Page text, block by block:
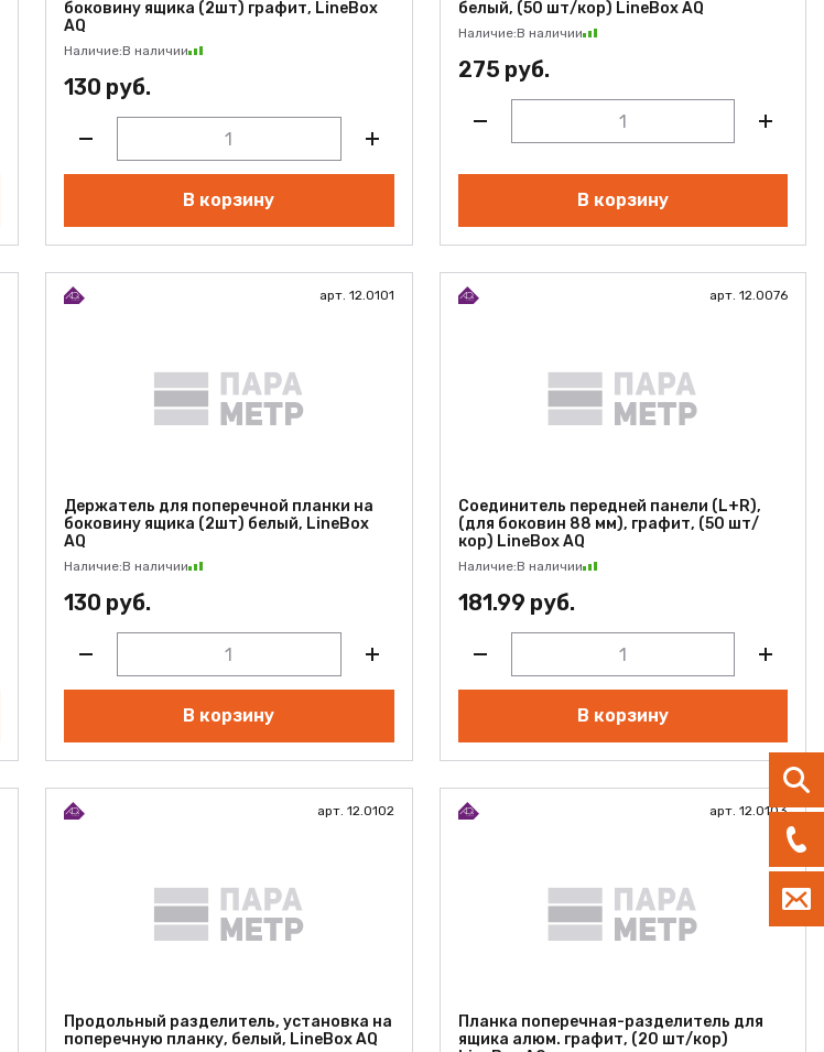
боковину ящика (2шт) графит, LineBox
AQ
Наличие:В наличии
130 руб.
В корзину
белый, (50 шт/кор) LineBox AQ
Наличие:В наличии
275 руб.
В корзину
арт. 12.0101
Держатель для поперечной планки на
боковину ящика (2шт) белый, LineBox
AQ
Наличие:В наличии
130 руб.
В корзину
арт. 12.0076
Соединитель передней панели (L+R),
(для боковин 88 мм), графит, (50 шт/
кор) LineBox AQ
Наличие:В наличии
181.99 руб.
В корзину
арт. 12.0102
Продольный разделитель, установка на
поперечную планку, белый, LineBox AQ
арт. 12.0103
Планка поперечная-разделитель для
ящика алюм. графит, (20 шт/кор)